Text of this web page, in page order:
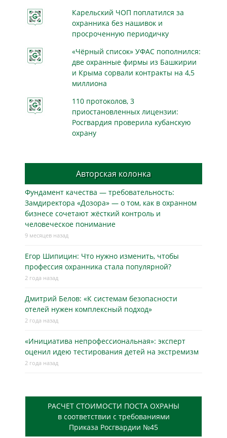
Карельский ЧОП поплатился за
охранника без нашивок и
просроченную периодичку
«Чёрный список» УФАС пополнился:
две охранные фирмы из Башкирии
и Крыма сорвали контракты на 4,5
миллиона
110 протоколов, 3
приостановленных лицензии:
Росгвардия проверила кубанскую
охрану
Авторская колонка
Фундамент качества — требовательность:
Замдиректора «Дозора» — о том, как в охранном
бизнесe сочетают жёсткий контроль и
человеческое понимание
9 месяцев назад
Егор Шипицин: Что нужно изменить, чтобы
профессия охранника стала популярной?
2 года назад
Дмитрий Белов: «К системам безопасности
отелей нужен комплексный подход»
2 года назад
«Инициатива непрофессиональная»: эксперт
оценил идею тестирования детей на экстремизм
2 года назад
РАСЧЕТ СТОИМОСТИ ПОСТА ОХРАНЫ
в соответствии с требованиями
Приказа Росгвардии №45